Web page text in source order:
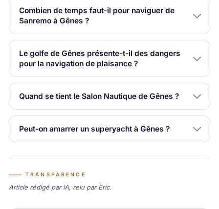
Combien de temps faut-il pour naviguer de
Sanremo à Gênes ?
Le golfe de Gênes présente-t-il des dangers
pour la navigation de plaisance ?
Quand se tient le Salon Nautique de Gênes ?
Peut-on amarrer un superyacht à Gênes ?
TRANSPARENCE
Article rédigé par IA, relu par Eric.